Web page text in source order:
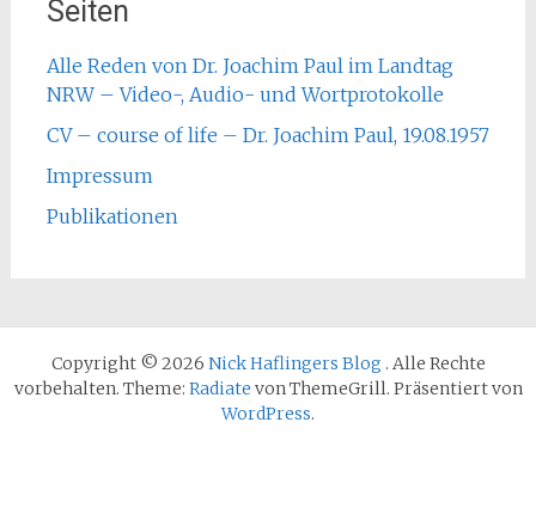
Seiten
Alle Reden von Dr. Joachim Paul im Landtag
NRW – Video-, Audio- und Wortprotokolle
CV – course of life – Dr. Joachim Paul, 19.08.1957
Impressum
Publikationen
Copyright © 2026 Nick Haflingers Blog . Alle Rechte
vorbehalten. Theme: Radiate von ThemeGrill. Präsentiert von
WordPress.